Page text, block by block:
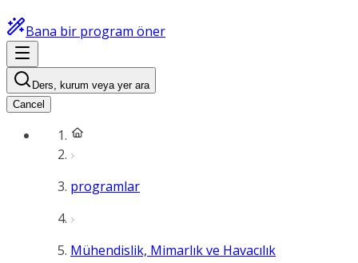
Bana bir program öner
Ders, kurum veya yer ara
Cancel
programlar
Mühendislik, Mimarlık ve Havacılık